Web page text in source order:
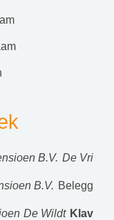
B.V. De Vri
B.V. Belegg
De Wildt Klav